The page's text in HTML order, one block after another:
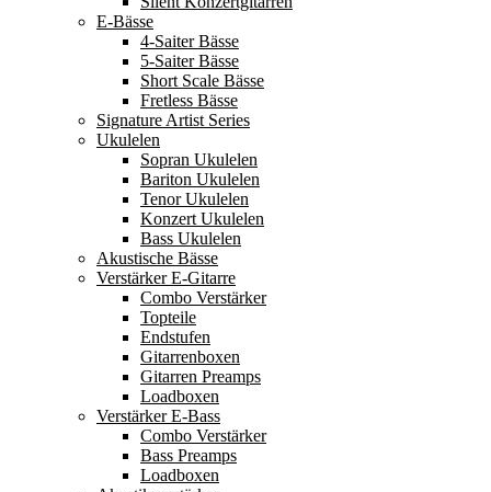
E-Bässe
4-Saiter Bässe
5-Saiter Bässe
Short Scale Bässe
Fretless Bässe
Signature Artist Series
Ukulelen
Sopran Ukulelen
Bariton Ukulelen
Tenor Ukulelen
Konzert Ukulelen
Bass Ukulelen
Akustische Bässe
Verstärker E-Gitarre
Combo Verstärker
Topteile
Endstufen
Gitarrenboxen
Gitarren Preamps
Loadboxen
Verstärker E-Bass
Combo Verstärker
Bass Preamps
Loadboxen